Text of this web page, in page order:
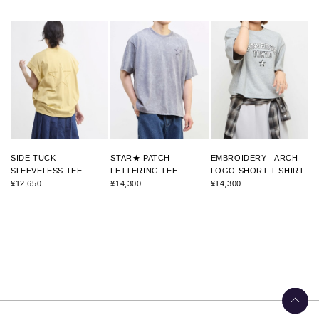
SIDE TUCK
SLEEVELESS TEE
¥12,650
STAR★ PATCH
LETTERING TEE
¥14,300
EMBROIDERY ARCH
LOGO SHORT T-SHIRT
¥14,300